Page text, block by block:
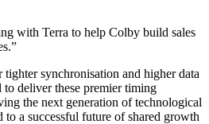
with Terra to help Colby build sales
synchronisation and higher data
deliver these premier timing
the next generation of technological
a successful future of shared growth